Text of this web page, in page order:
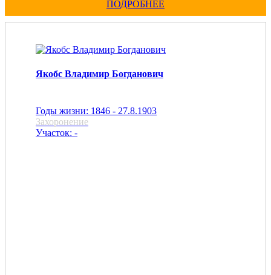
ПОДРОБНЕЕ
Якобс Владимир Богданович
Годы жизни: 1846 - 27.8.1903
Захоронение
Участок: -